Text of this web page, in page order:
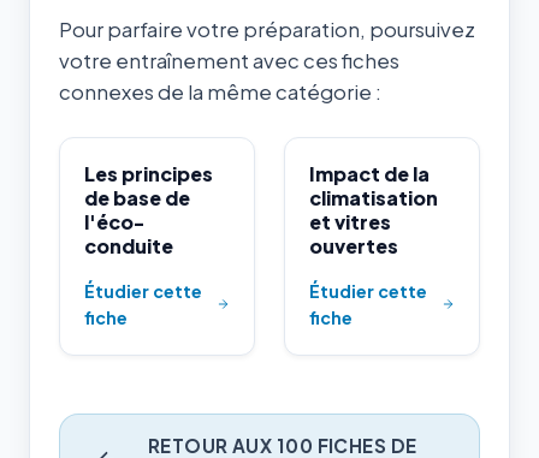
Pour parfaire votre préparation, poursuivez
votre entraînement avec ces fiches
connexes de la même catégorie :
Les principes
de base de
l'éco-
conduite
Étudier cette
fiche
Impact de la
climatisation
et vitres
ouvertes
Étudier cette
fiche
RETOUR AUX 100 FICHES DE